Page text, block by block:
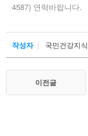
4587) 연락바랍니다.
작성자 국민건강지
이전글